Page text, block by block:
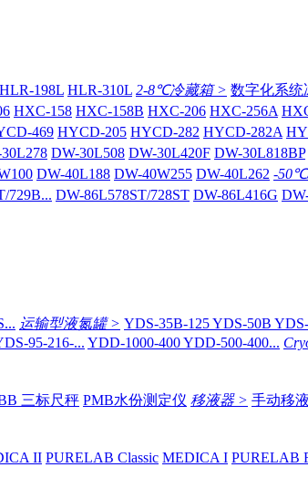
HLR-198L HLR-310L 2-8℃冷藏箱 > 数字化系统
HXC-158 HXC-158B HXC-206 HXC-256A
469 HYCD-205 HYCD-282 HYCD-282A
DW-30L508 DW-30L420F DW-30L818BP
DW-40L188 DW-40W255 DW-40L262 -
729B... DW-86L578ST/728ST DW-86L416G
运输型液氮罐 > YDS-35B-125 YDS-50B
95-216-... YDD-1000-400 YDD-500-400...
三标尺秤 PMB水份测定仪 移液器 > 手动移
II PURELAB Classic MEDICA I PURELAB